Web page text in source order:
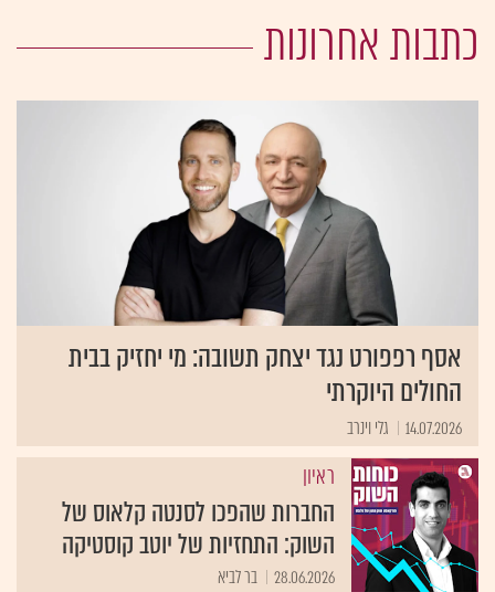
כתבות אחרונות
אסף רפפורט נגד יצחק תשובה: מי יחזיק בבית
החולים היוקרתי
14.07.2026 גלי וינרב
ראיון
החברות שהפכו לסנטה קלאוס של
השוק: התחזיות של יוטב קוסטיקה
28.06.2026 בר לביא